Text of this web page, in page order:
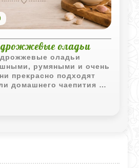
дрожжевые оладьи
оладьи
румяными и очень
прекрасно подходят
домашнего чаепития и
с мёдом, вареньем